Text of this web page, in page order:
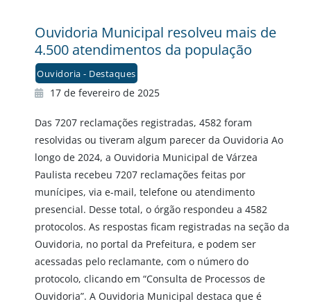
Ouvidoria Municipal resolveu mais de
4.500 atendimentos da população
Ouvidoria - Destaques
17 de fevereiro de 2025
Das 7207 reclamações registradas, 4582 foram
resolvidas ou tiveram algum parecer da Ouvidoria Ao
longo de 2024, a Ouvidoria Municipal de Várzea
Paulista recebeu 7207 reclamações feitas por
munícipes, via e-mail, telefone ou atendimento
presencial. Desse total, o órgão respondeu a 4582
protocolos. As respostas ficam registradas na seção da
Ouvidoria, no portal da Prefeitura, e podem ser
acessadas pelo reclamante, com o número do
protocolo, clicando em “Consulta de Processos de
Ouvidoria”. A Ouvidoria Municipal destaca que é